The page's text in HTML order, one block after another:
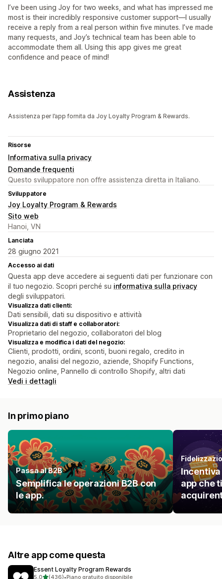
I’ve been using Joy for two weeks, and what has impressed me
most is their incredibly responsive customer support—I usually
receive a reply from a real person within five minutes. I’ve made
many requests, and Joy’s technical team has been able to
accommodate them all. Using this app gives me great
confidence and peace of mind!
Assistenza
Assistenza per l’app fornita da Joy Loyalty Program & Rewards.
Risorse
Informativa sulla privacy
Domande frequenti
Questo sviluppatore non offre assistenza diretta in Italiano.
Sviluppatore
Joy Loyalty Program & Rewards
Sito web
Hanoi, VN
Lanciata
28 giugno 2021
Accesso ai dati
Questa app deve accedere ai seguenti dati per funzionare con
il tuo negozio. Scopri perché su informativa sulla privacy
degli sviluppatori.
Visualizza dati clienti:
Dati sensibili, dati su dispositivo e attività
Visualizza dati di staff e collaboratori:
Proprietario del negozio, collaboratori del blog
Visualizza e modifica i dati del negozio:
Clienti, prodotti, ordini, sconti, buoni regalo, credito in
negozio, analisi del negozio, aziende, Shopify Functions,
Negozio online, Pannello di controllo Shopify, altri dati
Vedi i dettagli
In primo piano
Passa al B2B
Semplifica le operazioni B2B con
le app.
app che
Altre app come questa
Essent Loyalty Program Rewards
5,0stelle su 5
(436)•Piano gratuito disponibile